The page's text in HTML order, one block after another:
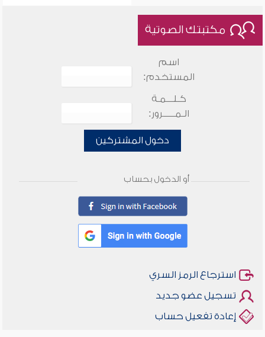
مكتبتك الصوتية
اسم
المستخدم:
كـلـــمـة
الـمـــــرور:
دخول المشتركين
أو الدخول بحساب
استرجاع الرمز السري
تسجيل عضو جديد
إعادة تفعيل حساب